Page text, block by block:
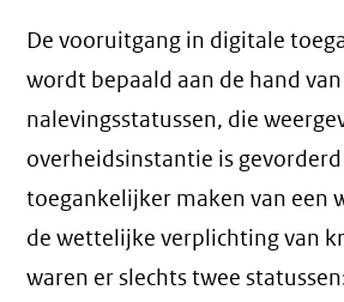
De vooruitgang in digitale
wordt bepaald aan de hand van
nalevingsstatussen, die
overheidsinstantie is
toegankelijker maken van een
de wettelijke verplichting van
waren er slechts twee